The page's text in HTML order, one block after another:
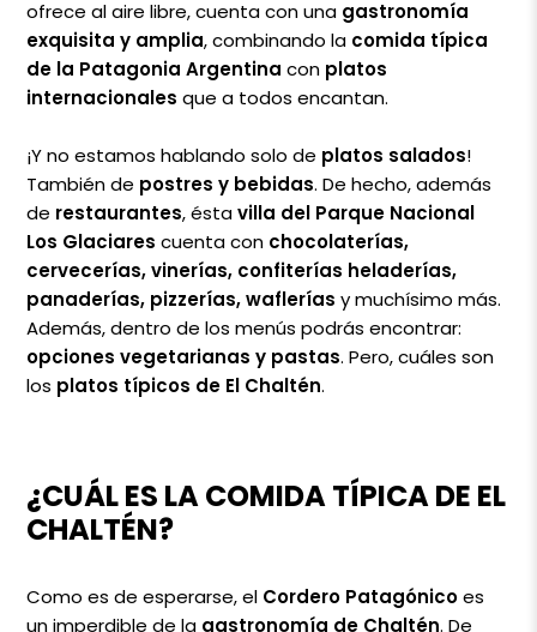
ofrece al aire libre, cuenta con una gastronomía
exquisita y amplia, combinando la comida típica
de la Patagonia Argentina con platos
internacionales que a todos encantan.
¡Y no estamos hablando solo de platos salados!
También de postres y bebidas. De hecho, además
de restaurantes, éstavilla del Parque Nacional
Los Glaciares cuenta con chocolaterías,
cervecerías, vinerías, confiterías heladerías,
panaderías, pizzerías, waflerías y muchísimo más.
Además, dentro de los menús podrás encontrar:
opciones vegetarianas y pastas. Pero, cuáles son
los platos típicos de El Chaltén.
¿CUÁL ES LA COMIDA TÍPICA DE EL
CHALTÉN?
Como es de esperarse, el Cordero Patagónicoes
un imperdible de la gastronomía de Chaltén. De